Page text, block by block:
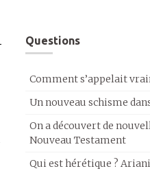
Questions
Comment s’appelait
Un nouveau schisme
On a découvert de
Nouveau Testament
Qui est hérétique ?